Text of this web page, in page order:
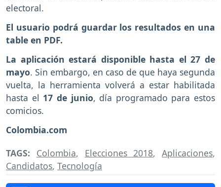
electoral.
El usuario podrá guardar los resultados en una
table en PDF.
La aplicación estará disponible hasta el 27 de
mayo. Sin embargo, en caso de que haya segunda
vuelta, la herramienta volverá a estar habilitada
hasta el 17 de junio, día programado para estos
comicios.
Colombia.com
TAGS: Colombia, Elecciones 2018, Aplicaciones,
Candidatos, Tecnología